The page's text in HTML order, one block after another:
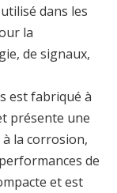
Faisceau de câblage de tableau de bord personnalisé Faisceau de câblage d'assemblage de châssis Faisceau d'assemblage de panneau Faisceau de plafond
dans les
la
de signaux,
est fabriqué à
présente une
la corrosion,
de
et est